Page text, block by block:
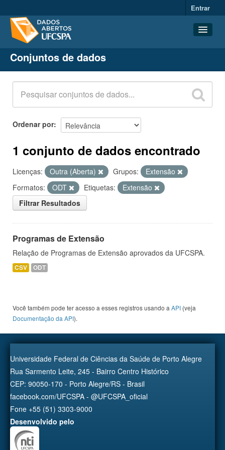
Entrar
Conjuntos de dados
Organizações
Grupos
Sobre
Conjuntos de dados
Ordenar por
1 conjunto de dados encontrado
Licenças: Outra (Aberta) Grupos:
Extensão
Formatos:
ODT Etiquetas:
Extensão
Filtrar Resultados
Programas de Extensão
Relação de Programas de Extensão aprovados da UFCSPA.
CSV ODT
Você também pode ter acesso a esses registros usando a API (veja
Documentação da API).
Universidade Federal de Ciências da Saúde de Porto Alegre
Rua Sarmento Leite, 245 - Bairro Centro Histórico
CEP: 90050-170 - Porto Alegre/RS - Brasil
facebook.com/UFCSPA - @UFCSPA_oficial
Fone +55 (51) 3303-9000
Desenvolvido pelo